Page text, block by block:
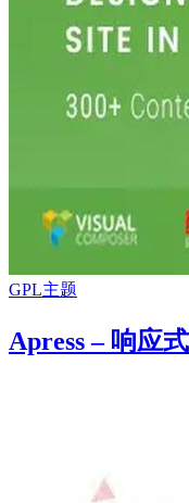
GPL主题
Apress – 响应